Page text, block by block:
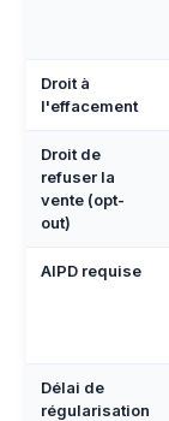
Droit à
l'effacement
Droit de
refuser la
vente (opt-
out)
AIPD requise
Délai de
régularisation